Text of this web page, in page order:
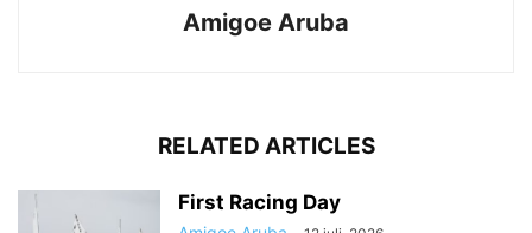
Amigoe Aruba
RELATED ARTICLES
First Racing Day